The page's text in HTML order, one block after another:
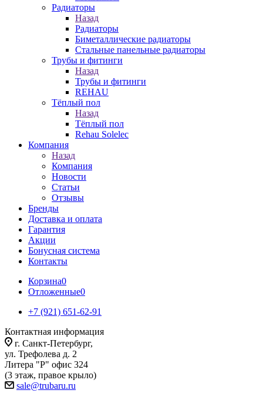
Радиаторы
Назад
Радиаторы
Биметаллические радиаторы
Стальные панельные радиаторы
Трубы и фитинги
Назад
Трубы и фитинги
REHAU
Тёплый пол
Назад
Тёплый пол
Rehau Solelec
Компания
Назад
Компания
Новости
Статьи
Отзывы
Бренды
Доставка и оплата
Гарантия
Акции
Бонусная система
Контакты
Корзина0
Отложенные0
+7 (921) 651-62-91
Контактная информация
г. Санкт-Петербург,
ул. Трефолева д. 2
Литера "Р" офис 324
(3 этаж, правое крыло)
sale@trubaru.ru